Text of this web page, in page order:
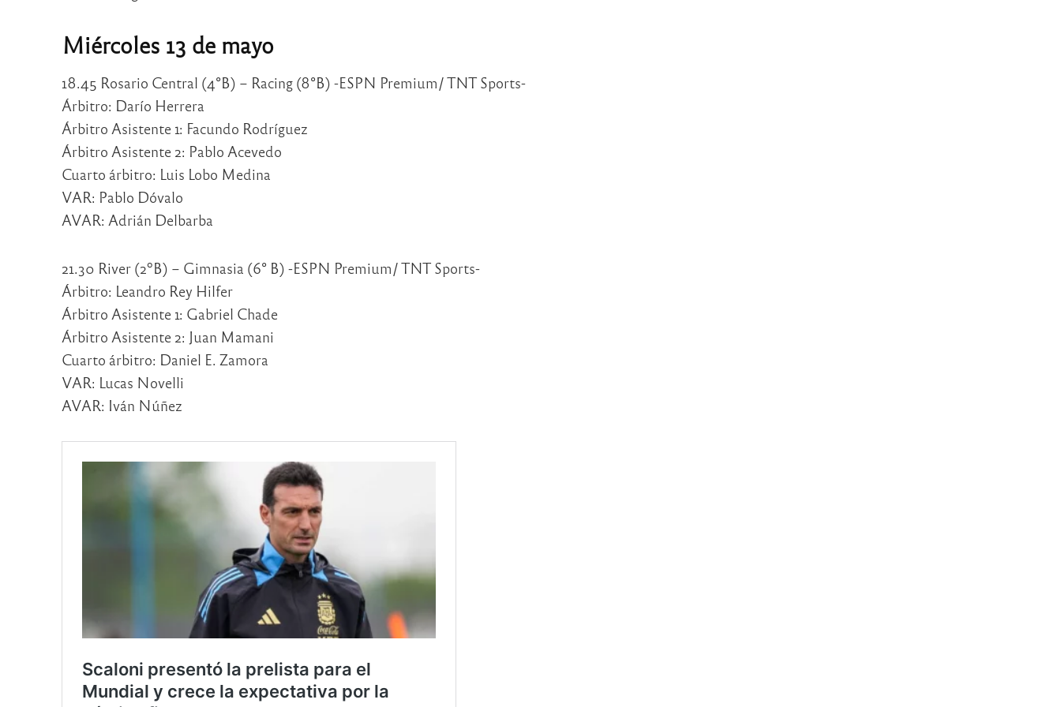
Miércoles 13 de mayo
18.45 Rosario Central (4°B) – Racing (8°B) -ESPN Premium/ TNT Sports-
Árbitro: Darío Herrera
Árbitro Asistente 1: Facundo Rodríguez
Árbitro Asistente 2: Pablo Acevedo
Cuarto árbitro: Luis Lobo Medina
VAR: Pablo Dóvalo
AVAR: Adrián Delbarba
21.30 River (2ºB) – Gimnasia (6° B) -ESPN Premium/ TNT Sports-
Árbitro: Leandro Rey Hilfer
Árbitro Asistente 1: Gabriel Chade
Árbitro Asistente 2: Juan Mamani
Cuarto árbitro: Daniel E. Zamora
VAR: Lucas Novelli
AVAR: Iván Núñez